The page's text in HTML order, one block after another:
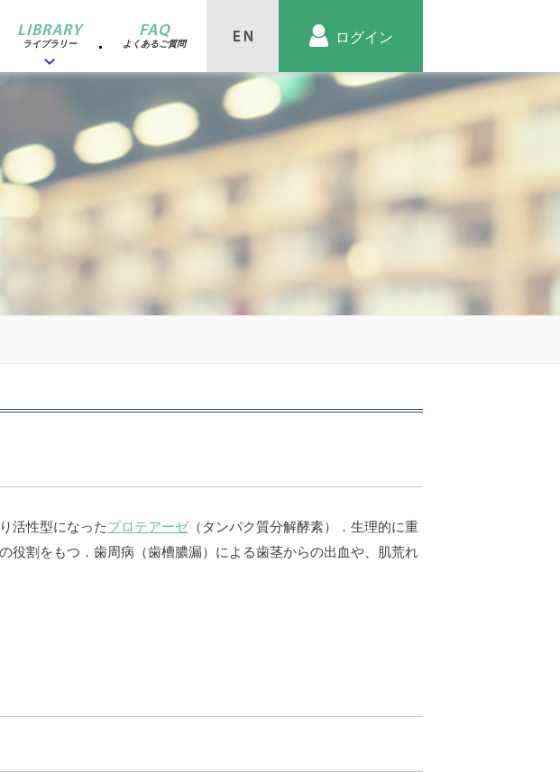
ログイン
LIBRARY
ライブラリー
FAQ
よくあるご質問
活性型になったプロテアーゼ （タンパク質分解酵素）．生理的に重
役割をもつ．歯周病（歯槽膿漏）による歯茎からの出血や、肌荒れ